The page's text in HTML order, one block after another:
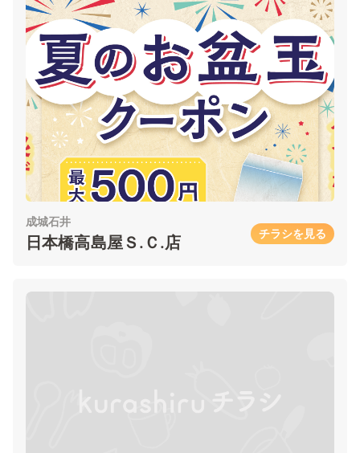
成城石井
日本橋高島屋Ｓ.Ｃ.店 チラシを見る